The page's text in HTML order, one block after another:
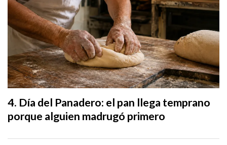
Día del Panadero: el pan llega temprano
porque alguien madrugó primero